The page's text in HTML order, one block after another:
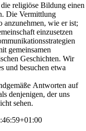
die religiöseBildung einen
Die Vermittlung
anzunehmen, wie er ist;
einzusetzen
en
gemeinsamen
Geschichten. Wir
und besuchen etwa
Antworten auf
denjenigen, der uns
sehen.